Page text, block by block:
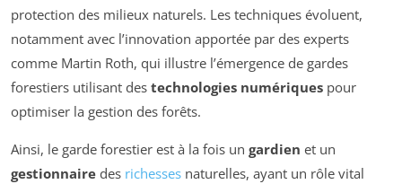
protection des milieux naturels. Les techniques évoluent,
notamment avec l’innovation apportée par des experts
comme Martin Roth, qui illustre l’émergence de gardes
forestiers utilisant des technologies numériques pour
optimiser la gestion des forêts.
Ainsi, le garde forestier est à la fois un gardien et un
gestionnaire des richesses naturelles, ayant un rôle vital